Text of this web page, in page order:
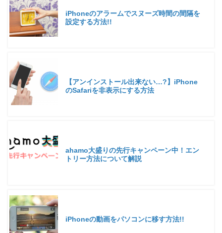
iPhoneのアラームでスヌーズ時間の間隔を
設定する方法!!
【アンインストール出来ない…?】iPhone
のSafariを非表示にする方法
ahamo大盛りの先行キャンペーン中！エン
トリー方法について解説
iPhoneの動画をパソコンに移す方法!!